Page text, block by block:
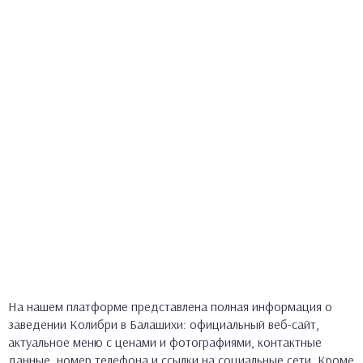
На нашем платформе представлена полная информация о
заведении Колибри в Балашихи: официальный веб-сайт,
актуальное меню с ценами и фотографиями, контактные
данные, номер телефона и ссылки на социальные сети. Кроме